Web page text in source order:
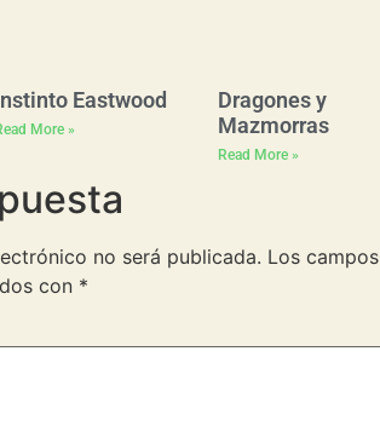
Eastwood
More »
Dragones y
Mazmorras
Read More »
no será publicada. Los campos
con *